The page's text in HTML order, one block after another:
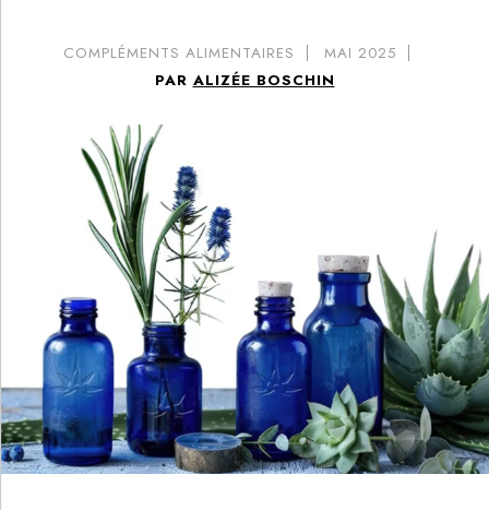
COMPLÉMENTS ALIMENTAIRES
MAI 2025
PAR ALIZÉE BOSCHIN